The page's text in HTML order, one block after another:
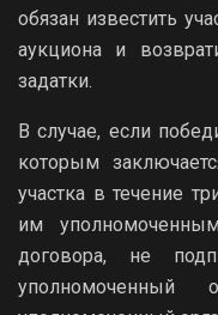
обязан известить
аукциона и
задатки.
В случае, если
которым
участка в течение
им
договора, не
уполномоченный